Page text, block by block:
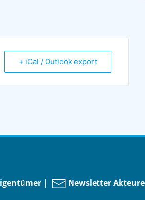
+ iCal / Outlook export
| Newsletter Akteure